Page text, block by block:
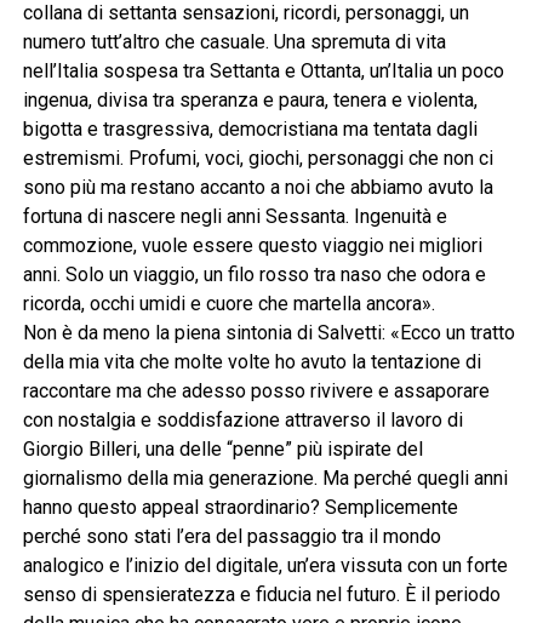
collana di settanta sensazioni, ricordi, personaggi, un
numero tutt’altro che casuale. Una spremuta di vita
nell’Italia sospesa tra Settanta e Ottanta, un’Italia un poco
ingenua, divisa tra speranza e paura, tenera e violenta,
bigotta e trasgressiva, democristiana ma tentata dagli
estremismi. Profumi, voci, giochi, personaggi che non ci
sono più ma restano accanto a noi che abbiamo avuto la
fortuna di nascere negli anni Sessanta. Ingenuità e
commozione, vuole essere questo viaggio nei migliori
anni. Solo un viaggio, un filo rosso tra naso che odora e
ricorda, occhi umidi e cuore che martella ancora».
Non è da meno la piena sintonia di Salvetti: «Ecco un tratto
della mia vita che molte volte ho avuto la tentazione di
raccontare ma che adesso posso rivivere e assaporare
con nostalgia e soddisfazione attraverso il lavoro di
Giorgio Billeri, una delle “penne” più ispirate del
giornalismo della mia generazione. Ma perché quegli anni
hanno questo appeal straordinario? Semplicemente
perché sono stati l’era del passaggio tra il mondo
analogico e l’inizio del digitale, un’era vissuta con un forte
senso di spensieratezza e fiducia nel futuro. È il periodo